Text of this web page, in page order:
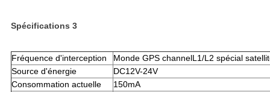
Spécifications 3
Fréquence d'interception
Monde GPS channelL1/L2 spécial
Source d'énergie
DC12V-24V
Consommation actuelle
150mA